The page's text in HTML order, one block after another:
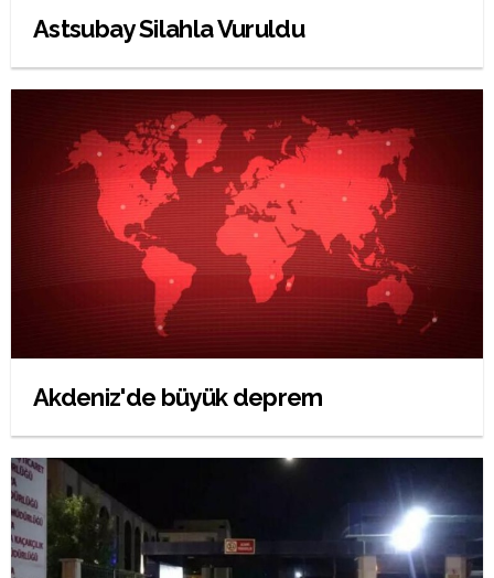
Astsubay Silahla Vuruldu
Akdeniz'de büyük deprem